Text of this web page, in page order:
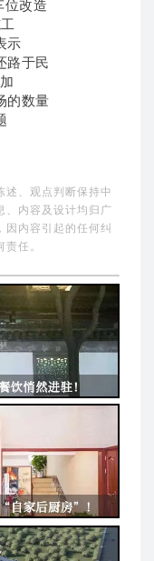
位改造
示
路于民
的数量
述、观点判断保持中
、内容及设计均归广
因内容引起的任何纠
任。